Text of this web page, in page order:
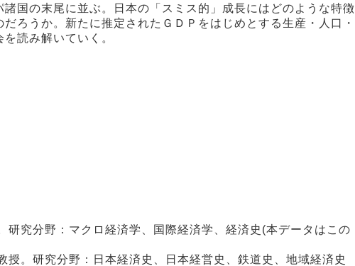
国の末尾に並ぶ。日本の「スミス的」成長にはどのような特徴
ろうか。新たに推定されたＧＤＰをはじめとする生産・人口・
読み解いていく。
究分野：マクロ経済学、国際経済学、経済史(本データはこの
。研究分野：日本経済史、日本経営史、鉄道史、地域経済史